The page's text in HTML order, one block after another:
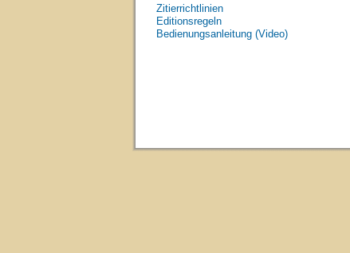
Zitierrichtlinien
Editionsregeln
Bedienungsanleitung (Video)